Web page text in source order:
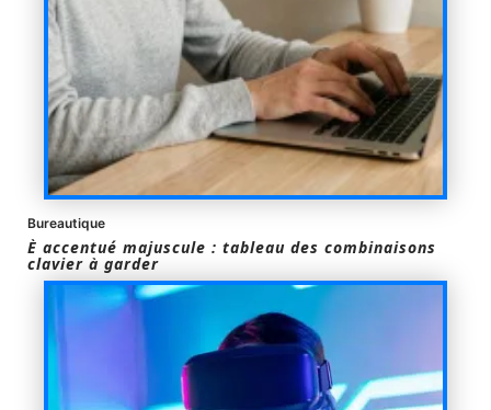
Bureautique
È accentué majuscule : tableau des combinaisons
clavier à garder